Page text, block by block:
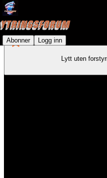
Abonner Logg inn
Lytt uten